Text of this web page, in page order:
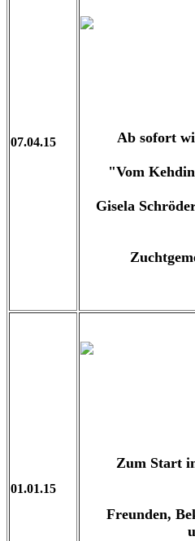
07.04.15 Ab sofort
"Vom
Gisela
01.01.15
Zum Start
Freunden,